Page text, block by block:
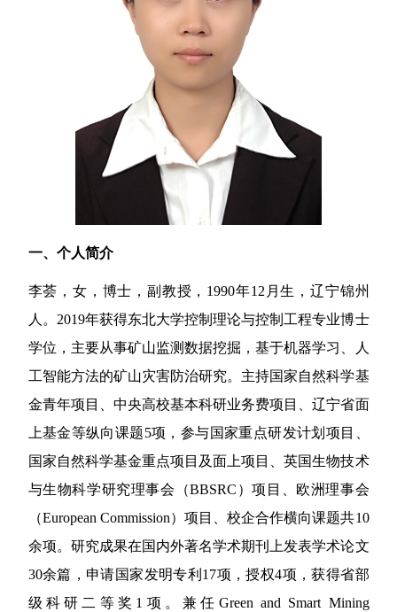
一、个人简介
李荟，女，博士，副教授， 1990年12月生，辽宁锦州
人。 2019年获得东北大学控制理论与控制工程专业博士
学位，主要从事矿山监测数据挖掘，基于机器学习、人
工智能方法的矿山灾害防治研究。主持国家自然科学基
金青年项目、中央高校基本科研业务费项目、辽宁省面
上基金等纵向课题5项，参与国家重点研发计划项目、
国家自然科学基金重点项目及面上项目、英国生物技术
与生物科学研究理事会（BBSRC ）项目、欧洲理事会
（European Commission）项目、校企合作横向课题共10
余项。研究成果在国内外著名学术期刊上发表学术论文
30余篇， 申请国家发明专利 17项，授权4项，获得省部
级科研二等奖 1 项。兼任 Green and Smart Mining